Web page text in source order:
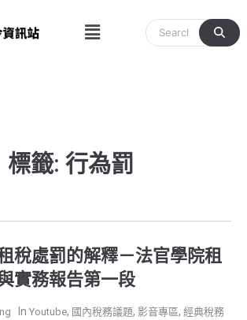
Menu
標籤: 行為罰
稅處罰的解釋－法官學院租
實務報告第一段
Youtube, 國內稅務議題, 影音專區, 經典稅務